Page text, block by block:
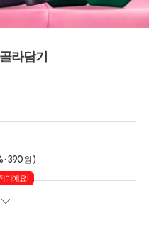
라담기
· 390원 )
이에요!